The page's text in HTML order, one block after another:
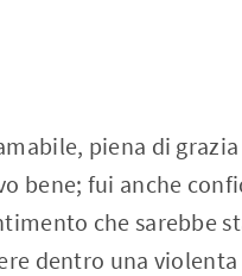
piena di
bene; fui anche
che sarebbe
dentro una